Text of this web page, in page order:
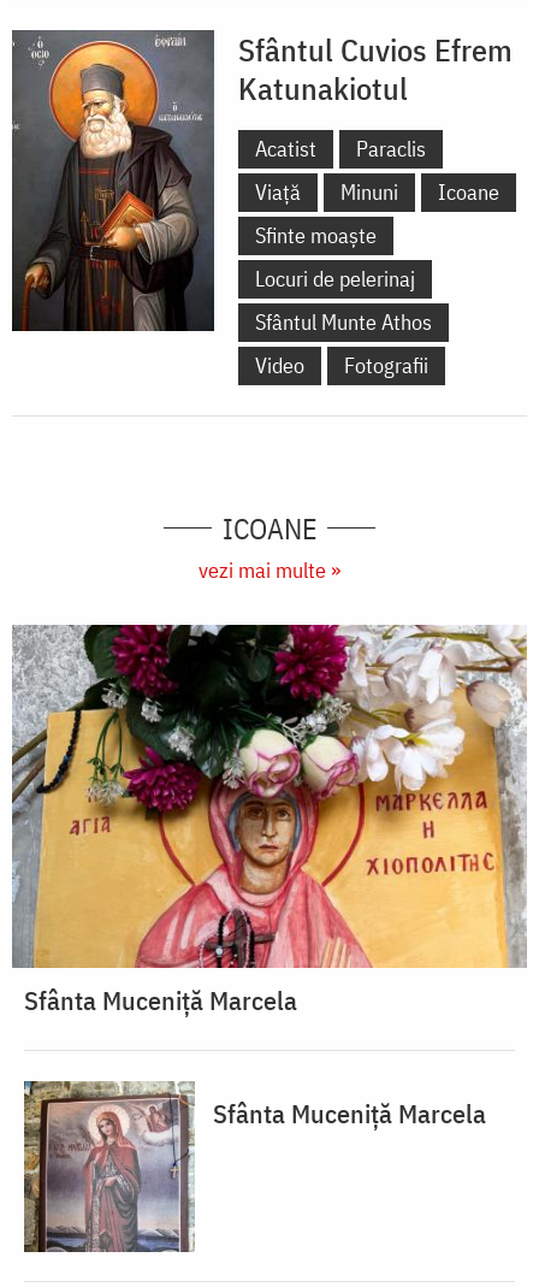
Sfântul Cuvios Efrem
Katunakiotul
Acatist
Paraclis
Viață
Minuni
Icoane
Sfinte moaște
Locuri de pelerinaj
Sfântul Munte Athos
Video
Fotografii
ICOANE
vezi mai multe »
Sfânta Muceniță Marcela
Sfânta Muceniță Marcela